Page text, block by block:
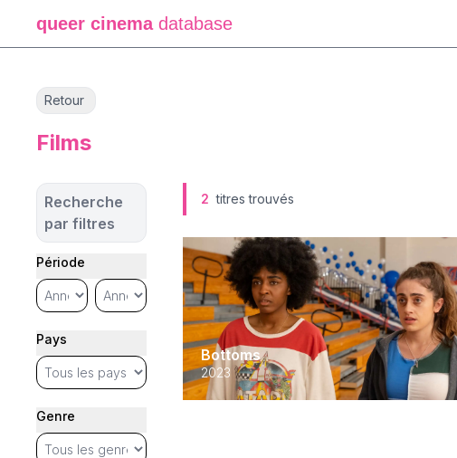
queer cinema database
Retour
Films
Recherche
par filtres
Période
Pays
Genre
2 titres trouvés
Bottoms
2023